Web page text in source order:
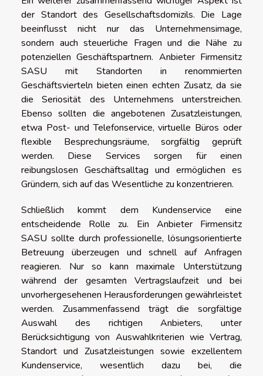
der Standort des Gesellschaftsdomizils. Die Lage
beeinflusst nicht nur das Unternehmensimage,
sondern auch steuerliche Fragen und die Nähe zu
potenziellen Geschäftspartnern. Anbieter Firmensitz
SASU mit Standorten in renommierten
Geschäftsvierteln bieten einen echten Zusatz, da sie
die Seriosität des Unternehmens unterstreichen.
Ebenso sollten die angebotenen Zusatzleistungen,
etwa Post- und Telefonservice, virtuelle Büros oder
flexible Besprechungsräume, sorgfältig geprüft
werden. Diese Services sorgen für einen
reibungslosen Geschäftsalltag und ermöglichen es
Gründern, sich auf das Wesentliche zu konzentrieren.
Schließlich kommt dem Kundenservice eine
entscheidende Rolle zu. Ein Anbieter Firmensitz
SASU sollte durch professionelle, lösungsorientierte
Betreuung überzeugen und schnell auf Anfragen
reagieren. Nur so kann maximale Unterstützung
während der gesamten Vertragslaufzeit und bei
unvorhergesehenen Herausforderungen gewährleistet
werden. Zusammenfassend trägt die sorgfältige
Auswahl des richtigen Anbieters, unter
Berücksichtigung von Auswahlkriterien wie Vertrag,
Standort und Zusatzleistungen sowie exzellentem
Kundenservice, wesentlich dazu bei, die